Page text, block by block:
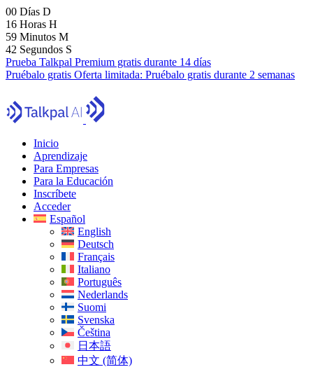
00 Días D
16 Horas H
59 Minutos M
41 Segundos S
Prueba Talkpal Premium gratis durante 14 días
Pruébalo gratis Oferta limitada: Pruébalo gratis durante 2 semanas
Inicio
Aprendizaje
Para Empresas
Para la Educación
Inscríbete
Acceder
Español
English
Deutsch
Français
Italiano
Português
Nederlands
Suomi
Svenska
Čeština
日本語
中文 (简体)